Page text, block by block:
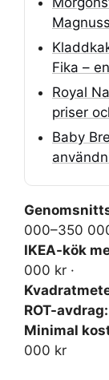
Fika –
Royal
priser
Baby
000–350
IKEA-kök
000 kr ·
ROT-avdrag:
Minimal
000 kr